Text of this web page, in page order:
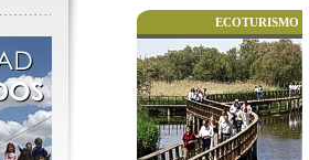
ECOTURISMO